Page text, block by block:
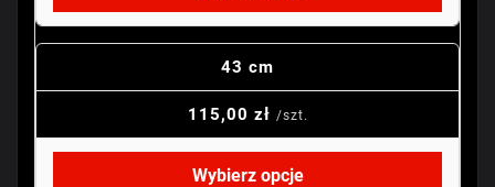
43 cm
115,00 zł /szt.
Wybierz opcje